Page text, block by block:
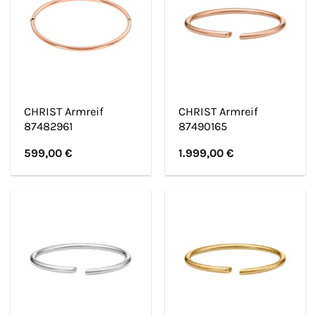
CHRIST Armreif
87482961
599,00€
CHRIST Armreif
87490165
1.999,00€